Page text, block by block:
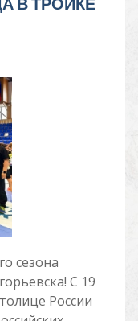
сезона
С 19
России